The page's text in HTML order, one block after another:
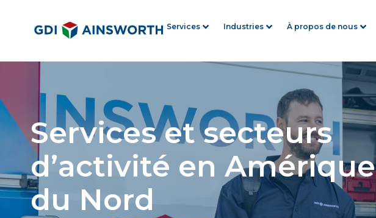
Services Industries À propos de nous
Services et secteurs
d’activité en Amérique
du Nord